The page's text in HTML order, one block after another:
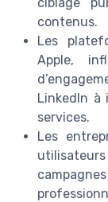
contenus.
Les
Apple,
LinkedIn à
services.
Les